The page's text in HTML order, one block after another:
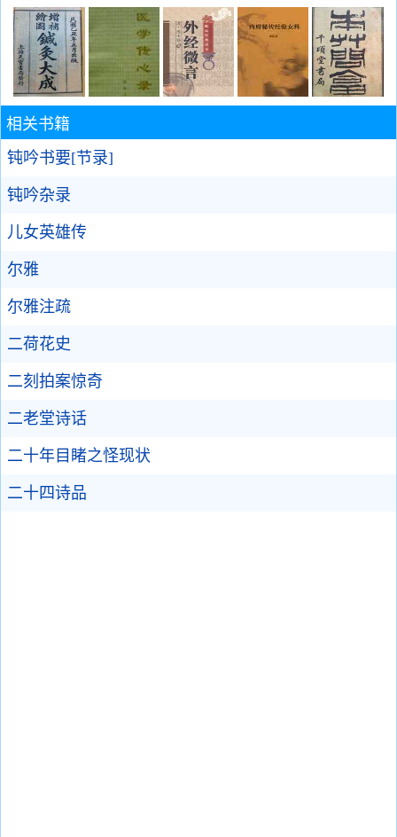
相关书籍
钝吟书要[节录]
钝吟杂录
儿女英雄传
尔雅
尔雅注疏
二荷花史
二刻拍案惊奇
二老堂诗话
二十年目睹之怪现状
二十四诗品